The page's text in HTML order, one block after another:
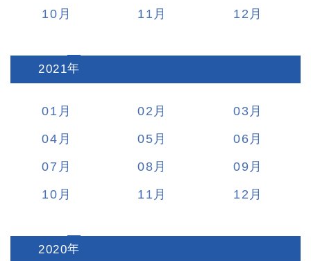
10
11 12
2021:
01 02
03
04
05
06
07
08
09
10
11 12
2020: